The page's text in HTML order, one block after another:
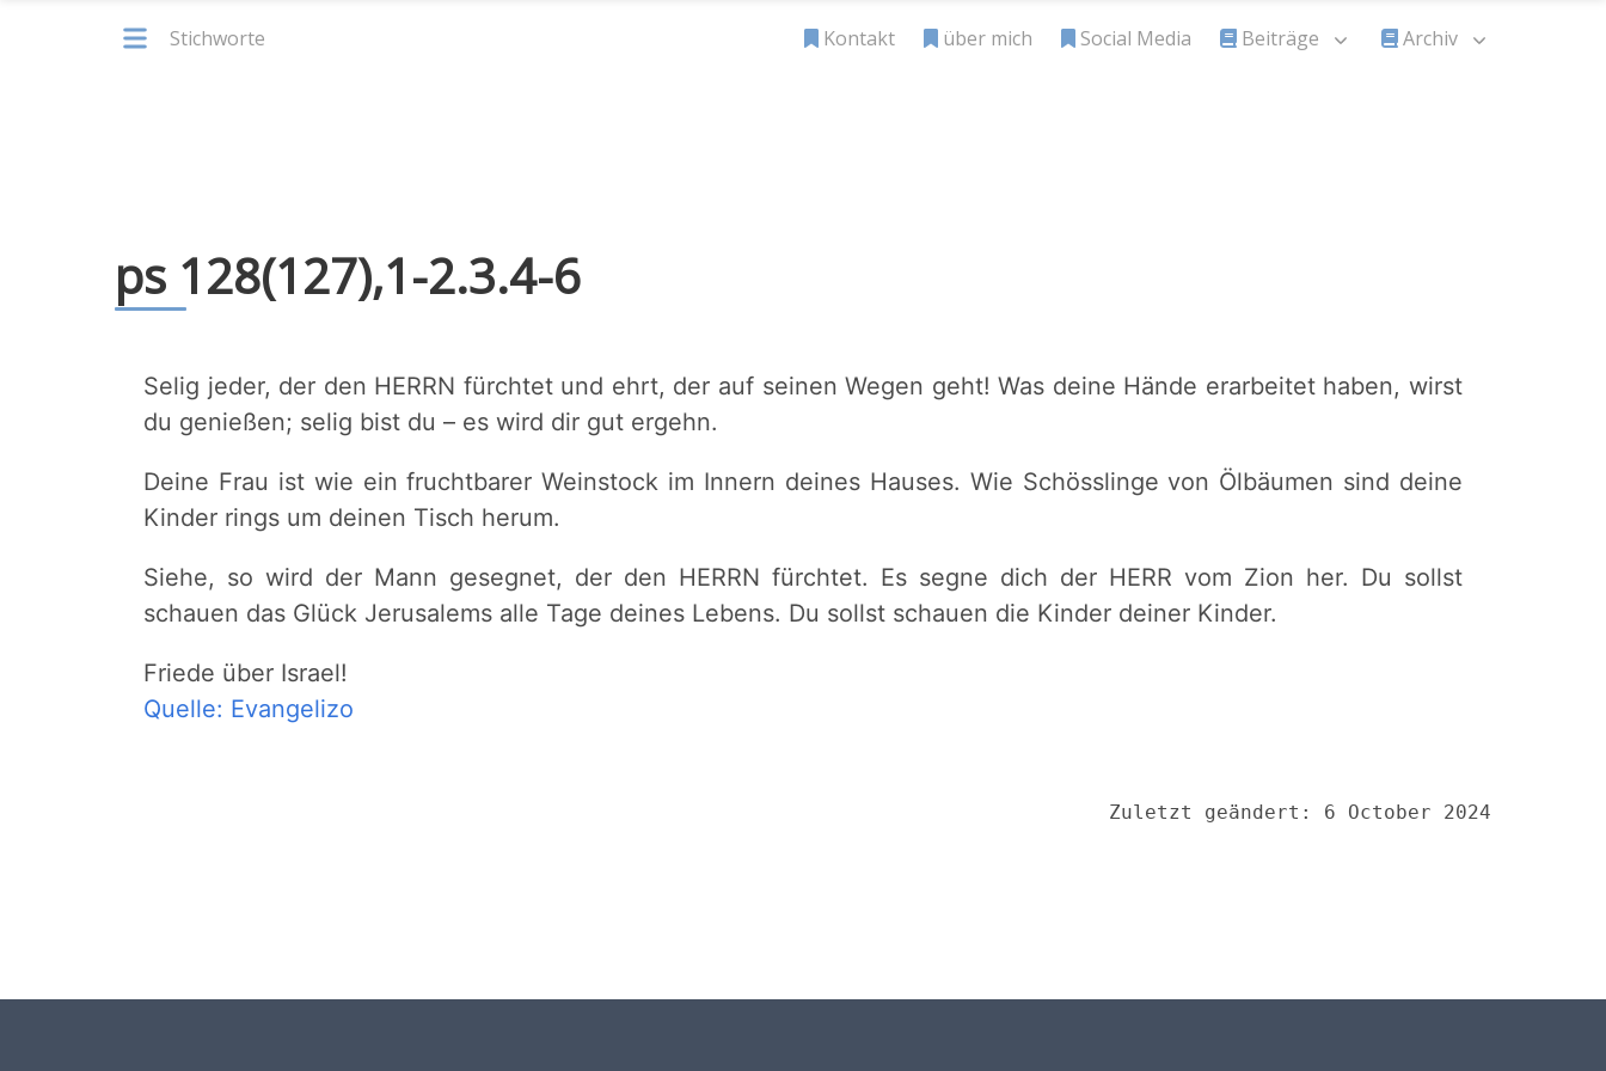
Stichworte Kontakt über mich Social Media Beiträge Archiv
ps 128(127),1-2.3.4-6
Selig jeder, der den HERRN fürchtet und ehrt, der auf seinen Wegen geht! Was deine Hände erarbeitet haben, wirst
du genießen; selig bist du – es wird dir gut ergehn.
Deine Frau ist wie ein fruchtbarer Weinstock im Innern deines Hauses. Wie Schösslinge von Ölbäumen sind deine
Kinder rings um deinen Tisch herum.
Siehe, so wird der Mann gesegnet, der den HERRN fürchtet. Es segne dich der HERR vom Zion her. Du sollst
schauen das Glück Jerusalems alle Tage deines Lebens. Du sollst schauen die Kinder deiner Kinder.
Friede über Israel!
Quelle: Evangelizo
Zuletzt geändert: 6 October 2024